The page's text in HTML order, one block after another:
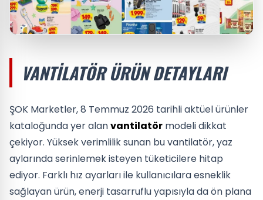
VANTILATÖR ÜRÜN DETAYLARI
ŞOK Marketler, 8 Temmuz 2026 tarihli aktüel ürünler
kataloğunda yer alanvantilatör modeli dikkat
çekiyor. Yüksek verimlilik sunan bu vantilatör, yaz
aylarında serinlemek isteyen tüketicilere hitap
ediyor. Farklı hız ayarları ile kullanıcılara esneklik
sağlayan ürün, enerji tasarruflu yapısıyla da ön plana